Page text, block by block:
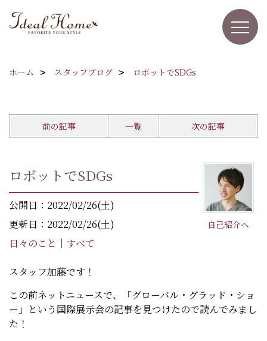
ホーム スタッフブログ ロボットでSDGs
前の記事 一覧 次の記事
自己紹介へ
ロボットでSDGs
公開日：2022/02/26(土)
更新日：2022/02/26(土)
日々のこと ｜ すべて
スタッフ加藤です！
この前ネットニュースで、「グローバル・グラッド・ショ
ー」という国際展示会の記事を見つけたので読んでみまし
た！